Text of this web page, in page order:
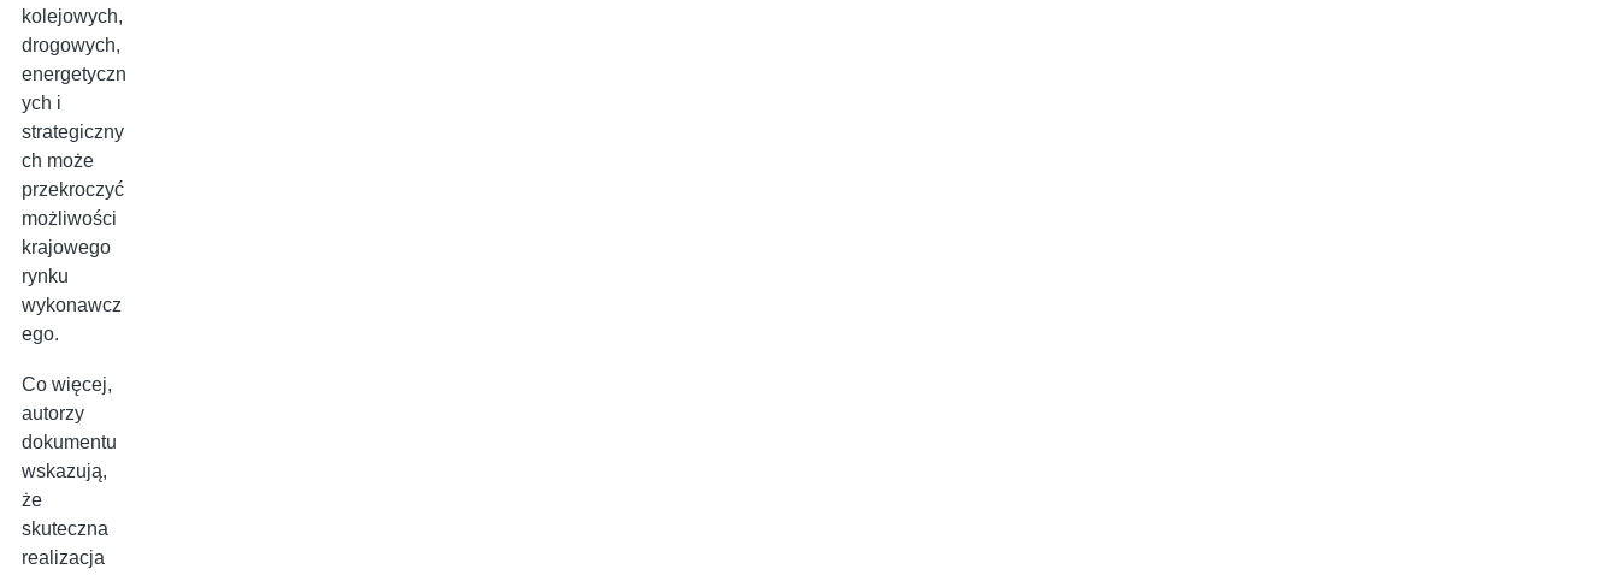
kolejowych,
drogowych,
energetyczn
ych i
strategiczny
ch może
przekroczyć
możliwości
krajowego
rynku
wykonawcz
ego.
Co więcej,
autorzy
dokumentu
wskazują,
że
skuteczna
realizacja